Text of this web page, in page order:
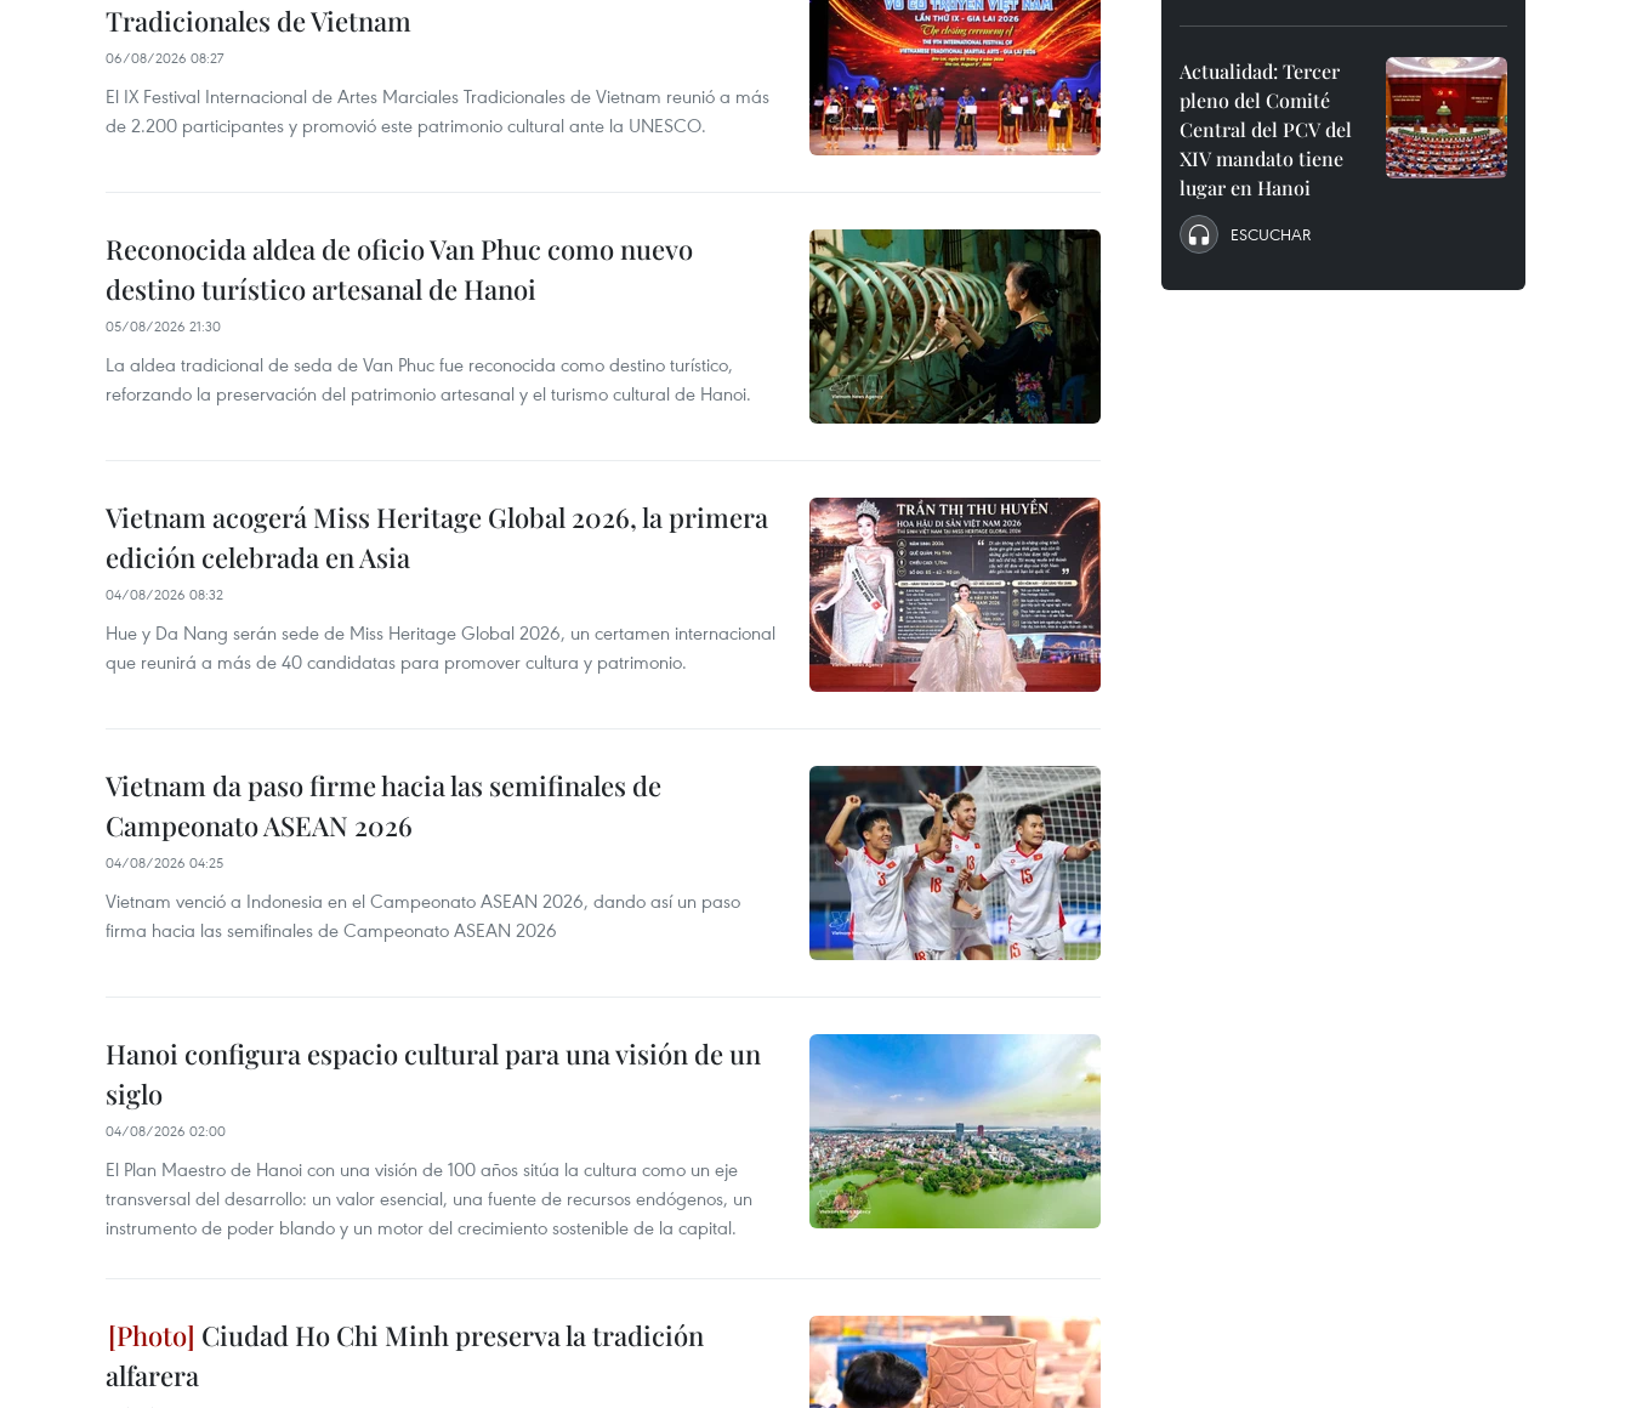
Tradicionales de Vietnam
06/08/2026 08:27
El IX Festival Internacional de Artes Marciales Tradicionales de Vietnam reunió a más
de 2.200 participantes y promovió este patrimonio cultural ante la UNESCO.
Reconocida aldea de oficio Van Phuc como nuevo
destino turístico artesanal de Hanoi
05/08/2026 21:30
La aldea tradicional de seda de Van Phuc fue reconocida como destino turístico,
reforzando la preservación del patrimonio artesanal y el turismo cultural de Hanoi.
Vietnam acogerá Miss Heritage Global 2026, la primera
edición celebrada en Asia
04/08/2026 08:32
Hue y Da Nang serán sede de Miss Heritage Global 2026, un certamen internacional
que reunirá a más de 40 candidatas para promover cultura y patrimonio.
Vietnam da paso firme hacia las semifinales de
Campeonato ASEAN 2026
04/08/2026 04:25
Vietnam venció a Indonesia en el Campeonato ASEAN 2026, dando así un paso
firma hacia las semifinales de Campeonato ASEAN 2026
Hanoi configura espacio cultural para una visión de un
siglo
04/08/2026 02:00
El Plan Maestro de Hanoi con una visión de 100 años sitúa la cultura como un eje
transversal del desarrollo: un valor esencial, una fuente de recursos endógenos, un
instrumento de poder blando y un motor del crecimiento sostenible de la capital.
Ciudad Ho Chi Minh preserva la tradición
alfarera
Actualidad: Tercer
pleno del Comité
Central del PCV del
XIV mandato tiene
lugar en Hanoi
ESCUCHAR